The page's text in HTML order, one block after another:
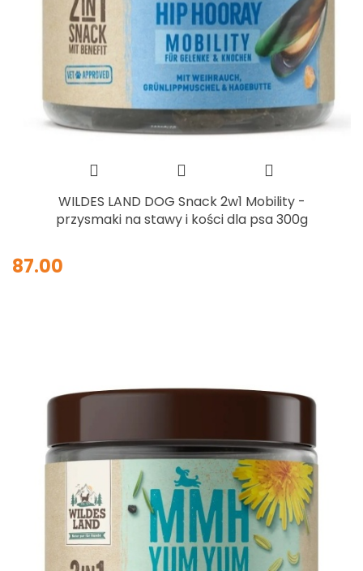
WILDES LAND DOG Snack 2w1 Mobility -
przysmaki na stawy i kości dla psa 300g
87.00